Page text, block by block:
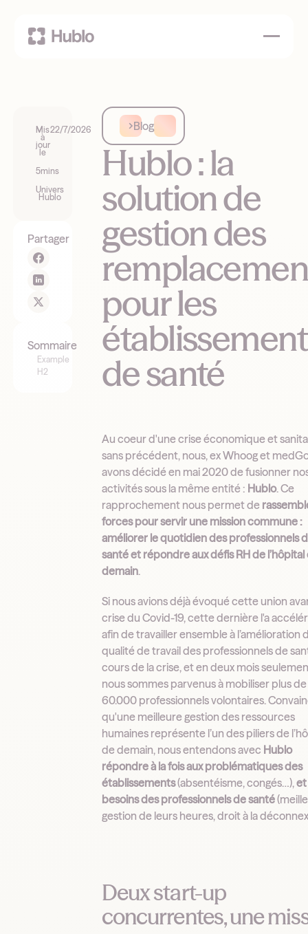
Mis
à
jour
le
22/7/2026
5mins
Univers
Hublo
Partager
Sommaire
Example
H2
Blog
Hublo : la
solution de
gestion des
pour les
de santé
Au coeur d'une crise économique et
sans précédent, nous, ex Whoog et
avons décidé en mai 2020 de fusionner
activités sous la même entité : Hublo. Ce
rapprochement nous permet de
forces pour servir une mission commune :
améliorer le quotidien des professionnels
santé et répondre aux défis RH de l’hôpital
demain.
Si nous avions déjà évoqué cette union
crise du Covid-19, cette dernière l'a
afin de travailler ensemble à l’amélioration
qualité de travail des professionnels de
cours de la crise, et en deux mois
nous sommes parvenus à mobiliser plus de
60.000 professionnels volontaires.
qu'une meilleure gestion des ressources
humaines représente l’un des piliers de
de demain, nous entendons avec Hublo
répondre à la fois aux problématiques des
établissements(absentéisme, congés…),et
besoins des professionnels de santé
gestion de leurs heures, droit à la
Deux start-up
concurrentes, une